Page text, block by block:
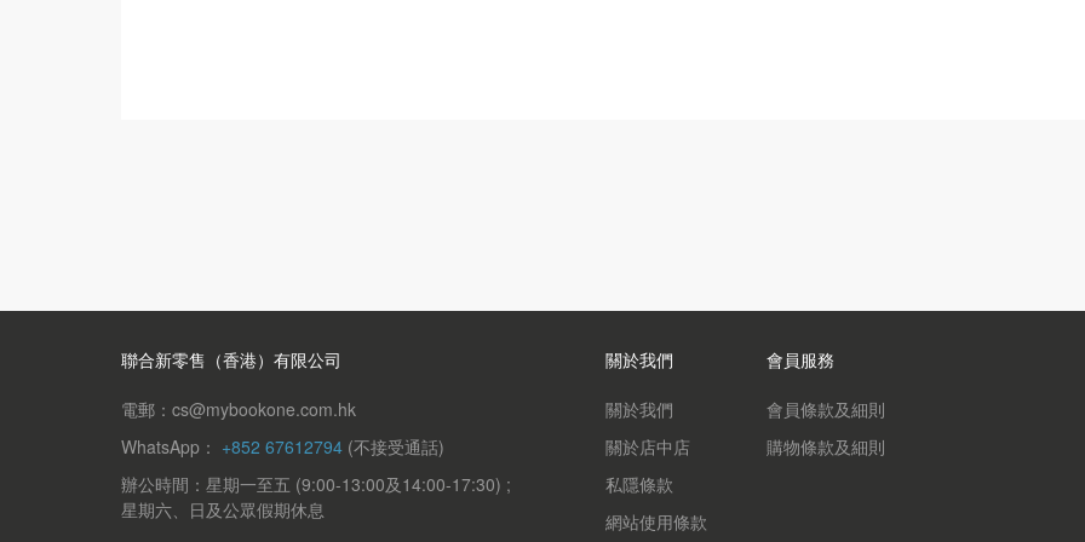
聯合新零售（香港）有限公司
電郵：cs@mybookone.com.hk
WhatsApp： +852 67612794 (不接受通話)
辦公時間：星期一至五 (9:00-13:00及14:00-17:30) ;
星期六、日及公眾假期休息
關於我們
關於我們
關於店中店
私隱條款
網站使用條款
會員服務
會員條款及細則
購物條款及細則